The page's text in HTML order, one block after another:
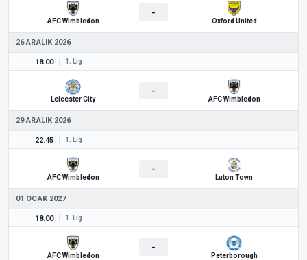
AFC Wimbledon
-
Oxford United
26 ARALIK 2026
18.00 1. Lig
Leicester City
-
AFC Wimbledon
29 ARALIK 2026
22.45 1. Lig
AFC Wimbledon
-
Luton Town
01 OCAK 2027
18.00 1. Lig
AFC Wimbledon
-
Peterborough